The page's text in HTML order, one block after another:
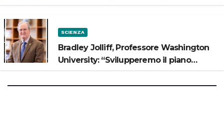
SCIENZA
Bradley Jolliff, Professore Washington
University: “Svilupperemo il piano